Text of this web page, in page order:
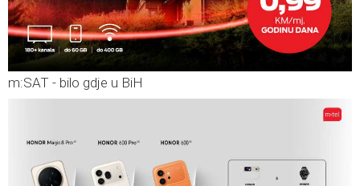
m:SAT - bilo gdje u BiH